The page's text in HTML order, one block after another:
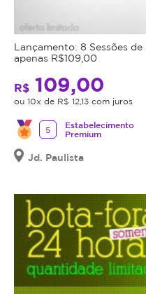
Lançamento: 8 Sessões
apenas R$109,00
R$ 109,00
ou 10x de R$ 12,13 com juros
5
Estabelecimento
Premium
Jd. Paulista